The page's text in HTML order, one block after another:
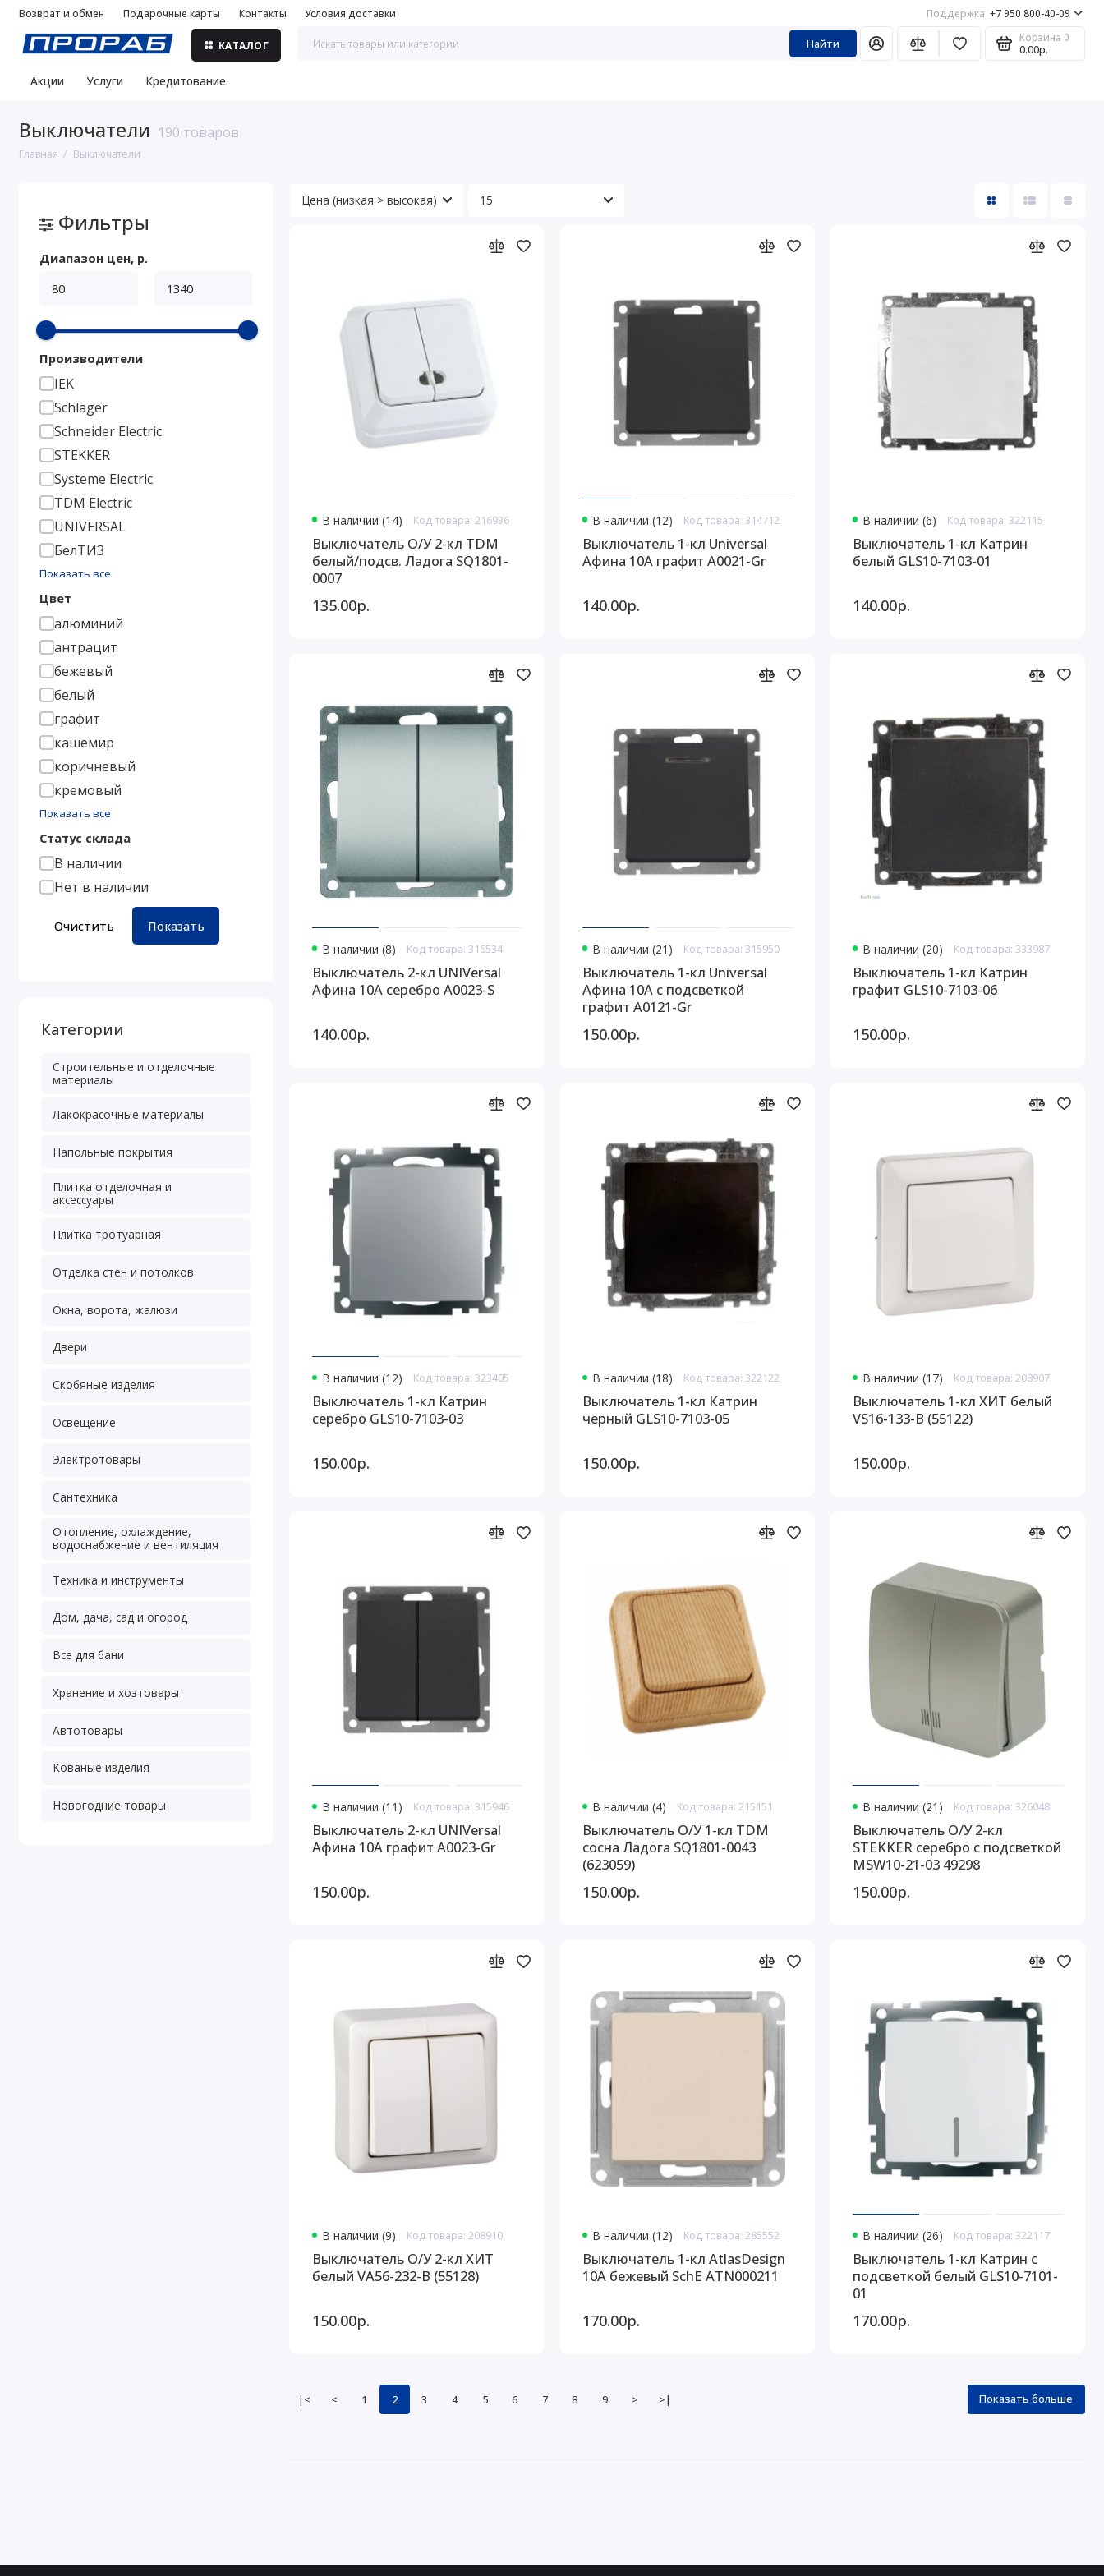
Возврат и обмен Подарочные карты Контакты Условия доставки Поддержка +7 950 800-40-09
КАТАЛОГ Найти Корзина 0
0.00р.
Акции Услуги Кредитование
Выключатели 190 товаров
Главная Выключатели
Фильтры
Диапазон цен, р.
Производители
IEK
Schlager
Schneider Electric
STEKKER
Systeme Electric
TDM Electric
UNIVERSAL
БелТИЗ
Показать все
Цвет
алюминий
антрацит
бежевый
белый
графит
кашемир
коричневый
кремовый
Показать все
Статус склада
В наличии
Нет в наличии
Очистить Показать
Категории
Строительные и отделочные
материалы
Лакокрасочные материалы
Напольные покрытия
Плитка отделочная и
аксессуары
Плитка тротуарная
Отделка стен и потолков
Окна, ворота, жалюзи
Двери
Скобяные изделия
Освещение
Электротовары
Сантехника
Отопление, охлаждение,
водоснабжение и вентиляция
Техника и инструменты
Дом, дача, сад и огород
Все для бани
Хранение и хозтовары
Автотовары
Кованые изделия
Новогодние товары
В наличии (14) Код товара: 216936
Выключатель О/У 2-кл TDM
белый/подсв. Ладога SQ1801-
0007
135.00р.
В наличии (12) Код товара: 314712
Выключатель 1-кл Universal
Афина 10А графит A0021-Gr
140.00р.
В наличии (6) Код товара: 322115
Выключатель 1-кл Катрин
белый GLS10-7103-01
140.00р.
В наличии (8) Код товара: 316534
Выключатель 2-кл UNIVersal
Афина 10A серебро A0023-S
140.00р.
В наличии (21) Код товара: 315950
Выключатель 1-кл Universal
Афина 10А с подсветкой
графит A0121-Gr
150.00р.
В наличии (20) Код товара: 333987
Выключатель 1-кл Катрин
графит GLS10-7103-06
150.00р.
В наличии (12) Код товара: 323405
Выключатель 1-кл Катрин
серебро GLS10-7103-03
150.00р.
В наличии (18) Код товара: 322122
Выключатель 1-кл Катрин
черный GLS10-7103-05
150.00р.
В наличии (17) Код товара: 208907
Выключатель 1-кл ХИТ белый
VS16-133-B (55122)
150.00р.
В наличии (11) Код товара: 315946
Выключатель 2-кл UNIVersal
Афина 10A графит A0023-Gr
150.00р.
В наличии (4) Код товара: 215151
Выключатель О/У 1-кл TDM
сосна Ладога SQ1801-0043
(623059)
150.00р.
В наличии (21) Код товара: 326048
Выключатель О/У 2-кл
STEKKER серебро с подсветкой
MSW10-21-03 49298
150.00р.
В наличии (9) Код товара: 208910
Выключатель О/У 2-кл ХИТ
белый VA56-232-B (55128)
150.00р.
В наличии (12) Код товара: 285552
Выключатель 1-кл AtlasDesign
10А бежевый SchE ATN000211
170.00р.
В наличии (26) Код товара: 322117
Выключатель 1-кл Катрин с
подсветкой белый GLS10-7101-
01
170.00р.
|< < 1 2 3 4 5 6 7 8 9 > >| Показать больше